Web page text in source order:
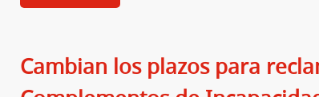
Cambian los plazos para